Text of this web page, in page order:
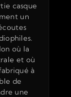
casque
un
où la
et où
à
de
une